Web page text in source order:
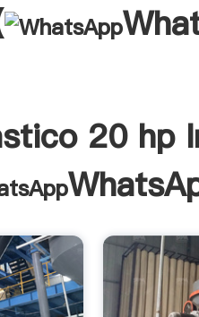
20 hp